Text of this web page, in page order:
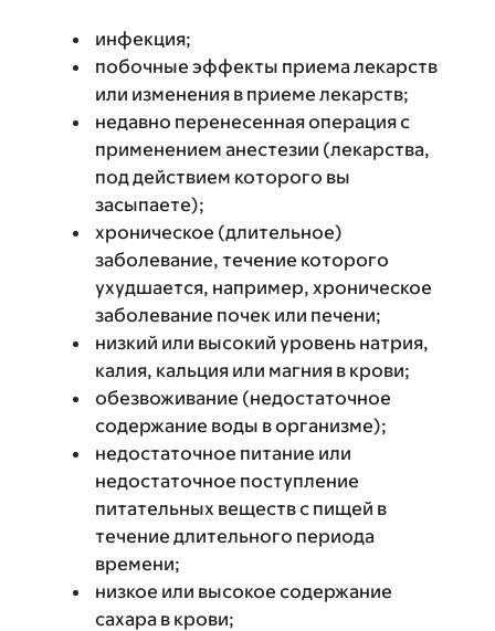
инфекция;
побочные эффекты приема лекарств
или изменения в приеме лекарств;
недавно перенесенная операция с
применением анестезии (лекарства,
под действием которого вы
засыпаете);
хроническое (длительное)
заболевание, течение которого
ухудшается, например, хроническое
заболевание почек или печени;
низкий или высокий уровень натрия,
калия, кальция или магния в крови;
обезвоживание (недостаточное
содержание воды в организме);
недостаточное питание или
недостаточное поступление
питательных веществ с пищей в
течение длительного периода
времени;
низкое или высокое содержание
сахара в крови;